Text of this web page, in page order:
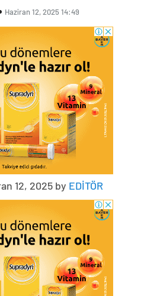
Haziran 12, 2025 14:49
12, 2025 by EDİTÖR